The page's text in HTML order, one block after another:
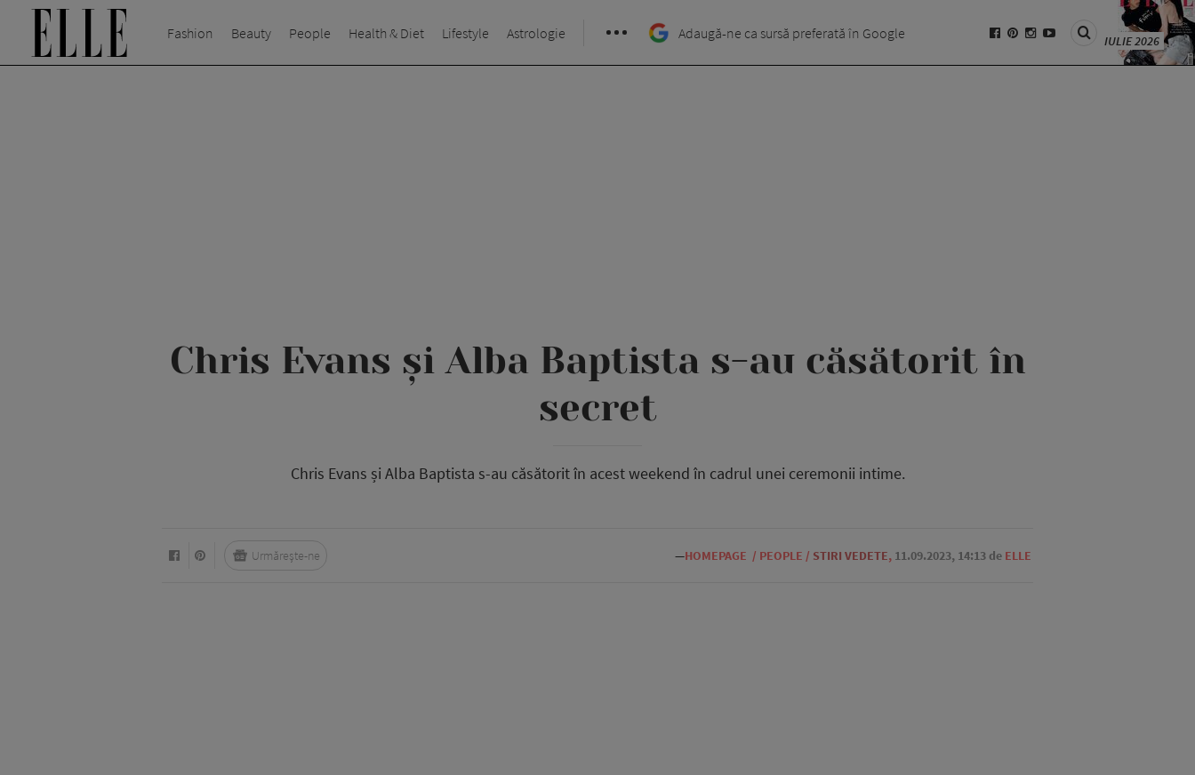
Fashion Beauty People Health & Diet Lifestyle Astrologie Adaugă-ne ca sursă preferată în Google IULIE 2026
Chris Evans și Alba Baptista s-au căsătorit în
secret
Chris Evans și Alba Baptista s-au căsătorit în acest weekend în cadrul unei ceremonii intime.
—HOMEPAGE / PEOPLE / STIRI VEDETE, 11.09.2023, 14:13 de ELLE
Urmărește-ne